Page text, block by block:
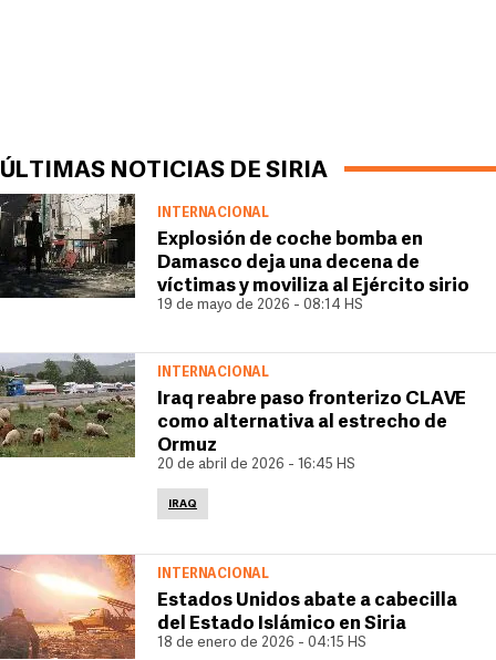
ÚLTIMAS NOTICIAS DE SIRIA
INTERNACIONAL
Explosión de coche bomba en
Damasco deja una decena de
víctimas y moviliza al Ejército sirio
19 de mayo de 2026 - 08:14 HS
INTERNACIONAL
Iraq reabre paso fronterizo CLAVE
como alternativa al estrecho de
Ormuz
20 de abril de 2026 - 16:45 HS
IRAQ
INTERNACIONAL
Estados Unidos abate a cabecilla
del Estado Islámico en Siria
18 de enero de 2026 - 04:15 HS